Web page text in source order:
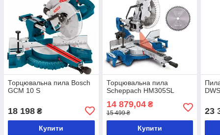
Торцювальна пила Bosch
GCM 10 S
18 198 ₴
Купити
Торцювальна пила
Scheppach HM305SL
14 879,04₴
15 499 ₴
Купити
23